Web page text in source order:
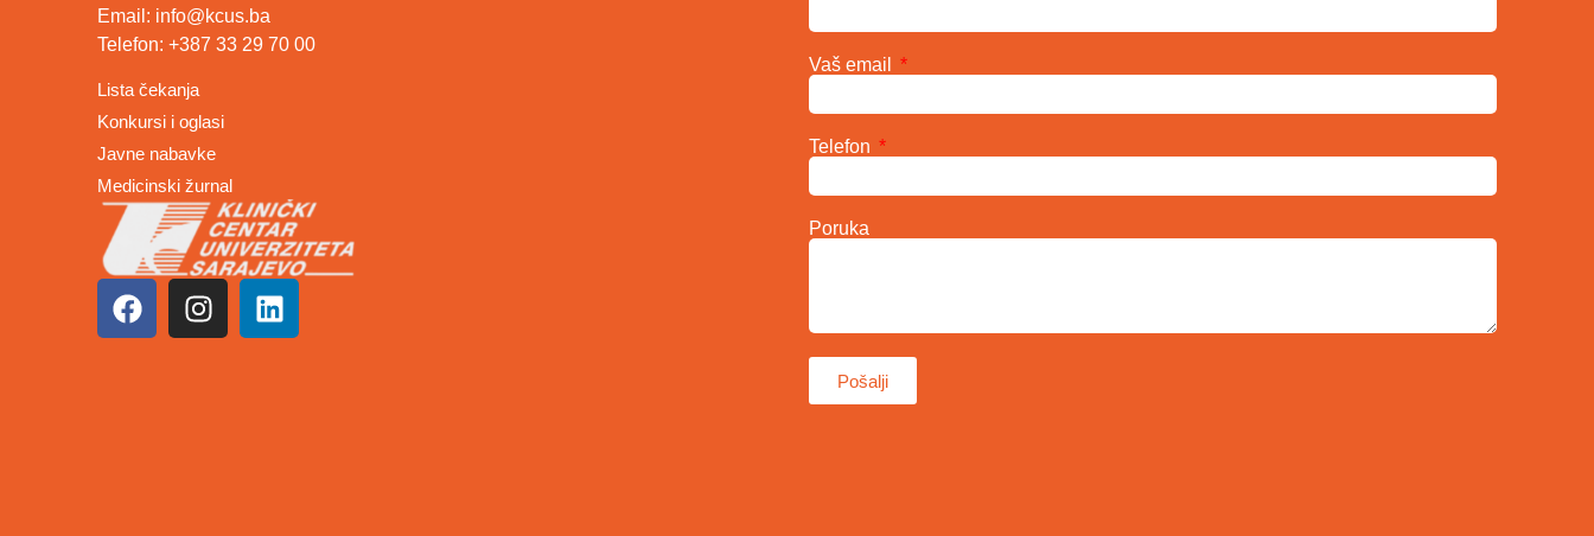
Email: info@kcus.ba
Telefon: +387 33 29 70 00
Lista čekanja
Konkursi i oglasi
Javne nabavke
Medicinski žurnal
Vaš email
Telefon
Poruka
Pošalji